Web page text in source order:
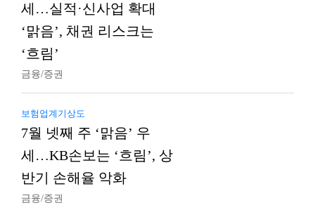
세…실적·신사업 확대
‘맑음’, 채권 리스크는
‘흐림’
금융/증권
보험업계기상도
7월 넷째 주 ‘맑음’ 우
세…KB손보는 ‘흐림’, 상
반기 손해율 악화
금융/증권